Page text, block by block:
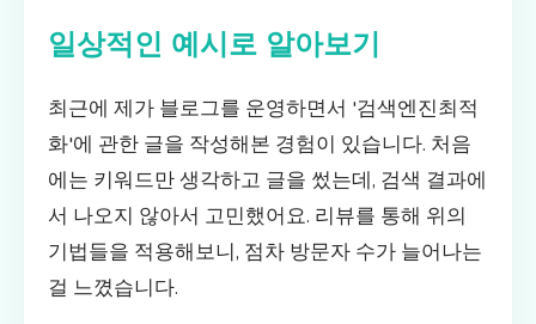
일상적인 예시로 알아보기
최근에 제가 블로그를 운영하면서 '검색엔진최적
화'에 관한 글을 작성해본 경험이 있습니다. 처음
에는 키워드만 생각하고 글을 썼는데, 검색 결과에
서 나오지 않아서 고민했어요. 리뷰를 통해 위의
기법들을 적용해보니, 점차 방문자 수가 늘어나는
걸 느꼈습니다.